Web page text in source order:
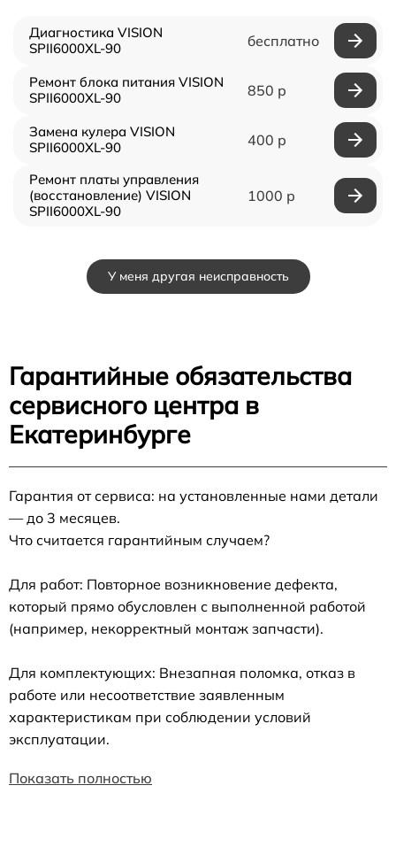
Диагностика VISION
SPII6000XL-90
бесплатно
Ремонт блока питания VISION
SPII6000XL-90
850 р
Замена кулера VISION
SPII6000XL-90
400 р
Ремонт платы управления
(восстановление) VISION
SPII6000XL-90
1000 р
У меня другая неисправность
Гарантийные обязательства
сервисного центра в
Екатеринбурге
Гарантия от сервиса: на установленные нами детали
— до 3 месяцев.
Что считается гарантийным случаем?
Для работ: Повторное возникновение дефекта,
который прямо обусловлен с выполненной работой
(например, некорректный монтаж запчасти).
Для комплектующих: Внезапная поломка, отказ в
работе или несоответствие заявленным
характеристикам при соблюдении условий
эксплуатации.
Показать полностью